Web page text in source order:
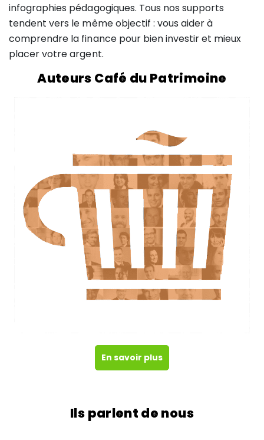
infographies pédagogiques. Tous nos supports
tendent vers le même objectif : vous aider à
comprendre la finance pour bien investir et mieux
placer votre argent.
Auteurs Café du Patrimoine
En savoir plus
Ils parlent de nous